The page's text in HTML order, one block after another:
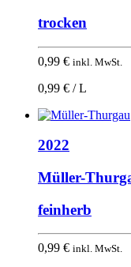
trocken
0,99 € inkl. MwSt.
0,99 € / L
2022
Müller-
feinherb
0,99 € inkl. MwSt.